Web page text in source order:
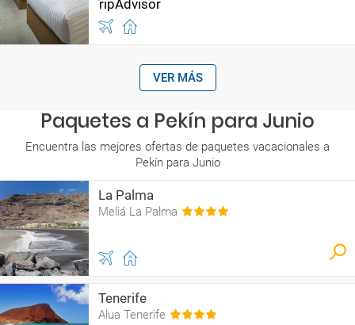
VER MÁS
Paquetes a Pekín para Junio
Encuentra las mejores ofertas de paquetes vacacionales a
Pekín para Junio
La Palma
Meliá La Palma
Tenerife
Alua Tenerife